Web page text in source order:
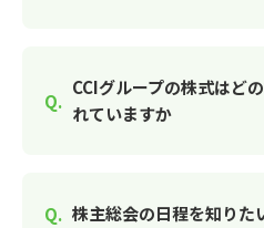
CCIグループの株式はど
れていますか
株主総会の日程を知りた